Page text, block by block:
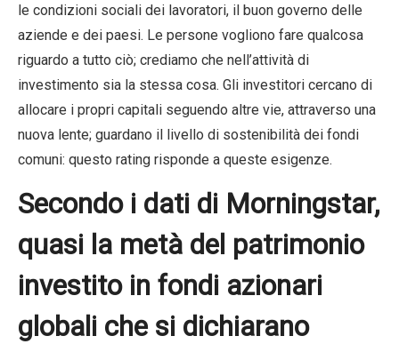
le condizioni sociali dei lavoratori, il buon governo delle
aziende e dei paesi. Le persone vogliono fare qualcosa
riguardo a tutto ciò; crediamo che nell’attività di
investimento sia la stessa cosa. Gli investitori cercano di
allocare i propri capitali seguendo altre vie, attraverso una
nuova lente; guardano il livello di sostenibilità dei fondi
comuni: questo rating risponde a queste esigenze.
Secondo i dati di Morningstar,
quasi la metà del patrimonio
investito in fondi azionari
globali che si dichiarano